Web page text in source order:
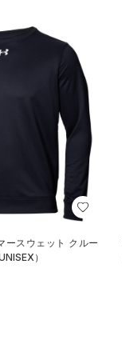
ースウェット クルー
）